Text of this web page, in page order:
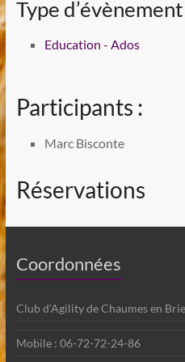
Type d’évènement
Education - Ados
Participants :
Marc Bisconte
Réservations
Coordonnées
Club d'Agility de Chaumes en Brie
Mobile : 06-72-72-24-86